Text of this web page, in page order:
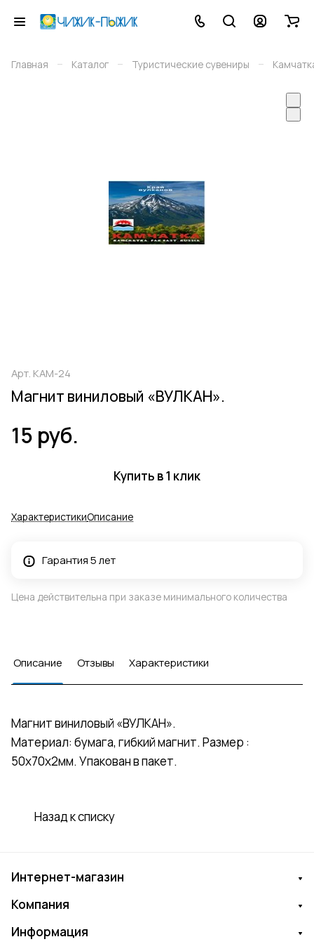
Главная – Каталог – Туристические сувениры –
Арт. КАМ-24
Магнит виниловый «ВУЛКАН».
15 руб.
Купить в 1 клик
ХарактеристикиОписание
Гарантия 5 лет
Цена действительна при заказе минимального количества
Описание Отзывы Характеристики
Магнит виниловый «ВУЛКАН».
Материал: бумага, гибкий магнит. Размер :
50х70х2мм. Упакован в пакет.
Назад к списку
Интернет-магазин
Компания
Информация